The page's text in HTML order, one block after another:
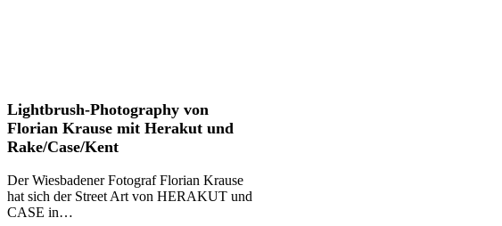
Lightbrush-
Photography
von
Florian
mit
Herakut
und
Lightbrush-Photography von
Florian Krause mit Herakut und
Rake/Case/Kent
Der Wiesbadener Fotograf Florian Krause
hat sich der Street Art von HERAKUT und
CASE in…